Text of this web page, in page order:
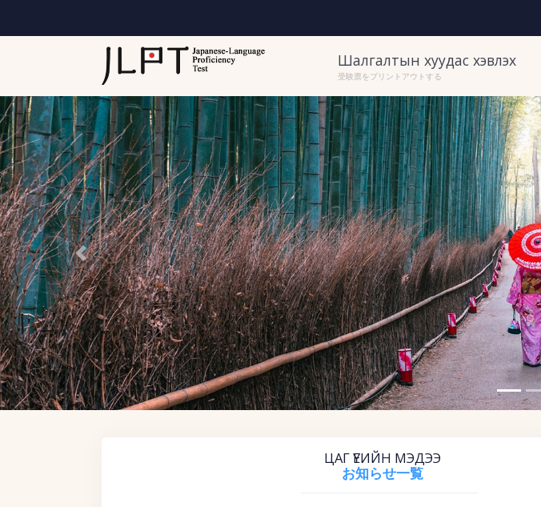
Шалгалтын хуудас хэвлэх
受験票をプリントアウトする
Previous
ЦАГ ҮЕИЙН МЭДЭЭ
お知らせ一覧